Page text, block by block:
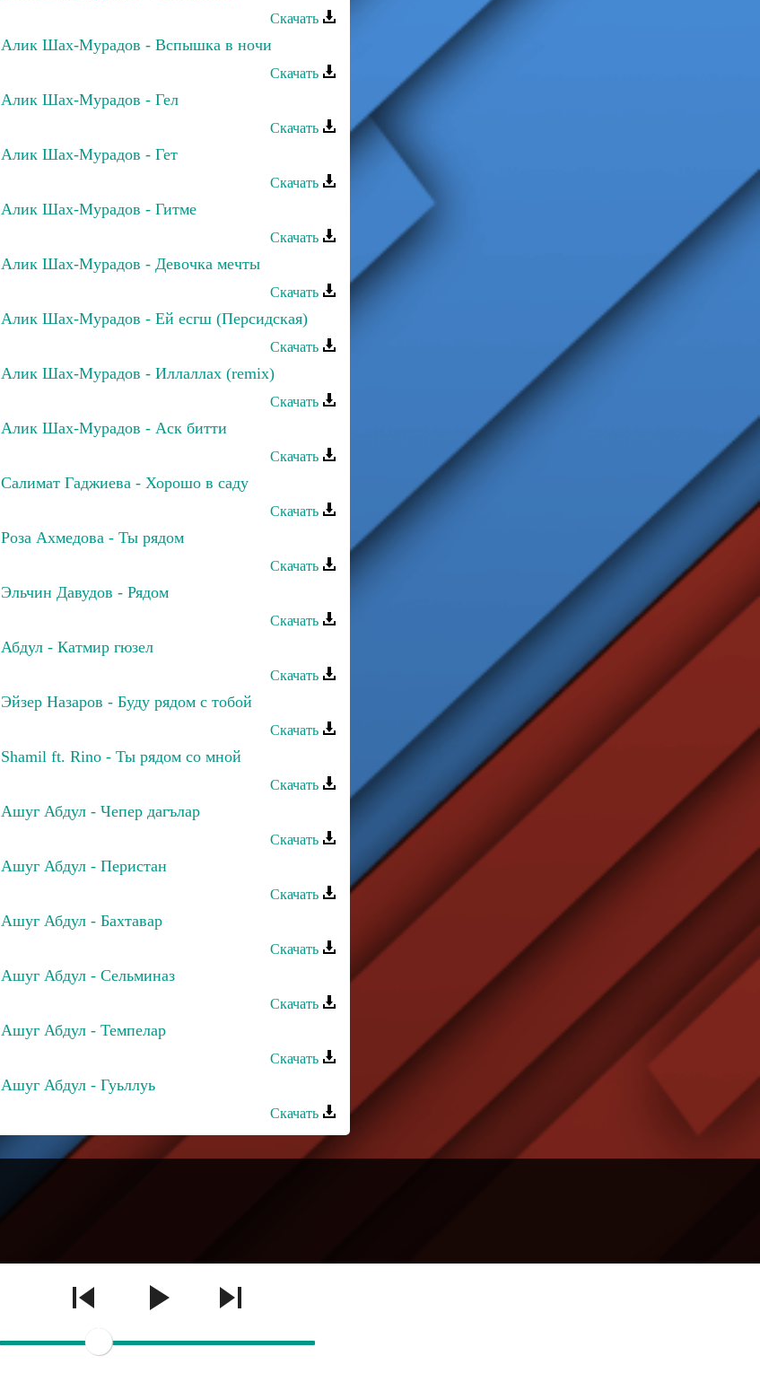
Скачать
Алик Шах-Мурадов - Вспышка в ночи
Скачать
Алик Шах-Мурадов - Гел
Скачать
Алик Шах-Мурадов - Гет
Скачать
Алик Шах-Мурадов - Гитме
Скачать
Алик Шах-Мурадов - Девочка мечты
Скачать
Алик Шах-Мурадов - Ей есгш (Персидская)
Скачать
Алик Шах-Мурадов - Иллаллах (remix)
Скачать
Алик Шах-Мурадов - Аск битти
Скачать
Салимат Гаджиева - Хорошо в саду
Скачать
Роза Ахмедова - Ты рядом
Скачать
Эльчин Давудов - Рядом
Скачать
Абдул - Катмир гюзел
Скачать
Эйзер Назаров - Буду рядом с тобой
Скачать
Shamil ft. Rino - Ты рядом со мной
Скачать
Ашуг Абдул - Чепер дагълар
Скачать
Ашуг Абдул - Перистан
Скачать
Ашуг Абдул - Бахтавар
Скачать
Ашуг Абдул - Сельминаз
Скачать
Ашуг Абдул - Темпелар
Скачать
Ашуг Абдул - Гуьллуь
Скачать